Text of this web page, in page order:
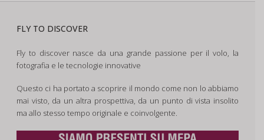
FLY TO DISCOVER
Fly to discover nasce da una grande passione per il volo, la
fotografia e le tecnologie innovative
Questo ci ha portato a scoprire il mondo come non lo abbiamo
mai visto, da un altra prospettiva, da un punto di vista insolito
ma allo stesso tempo originale e coinvolgente.